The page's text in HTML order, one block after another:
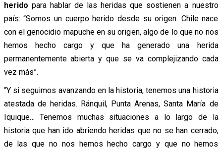
herido para hablar de las heridas que sostienen a nuestro
país: “Somos un cuerpo herido desde su origen. Chile nace
con el genocidio mapuche en su origen, algo de lo que no nos
hemos hecho cargo y que ha generado una herida
permanentemente abierta y que se va complejizando cada
vez más”.
“Y si seguimos avanzando en la historia, tenemos una historia
atestada de heridas. Ránquil, Punta Arenas, Santa María de
Iquique… Tenemos muchas situaciones a lo largo de la
historia que han ido abriendo heridas que no se han cerrado,
de las que no nos hemos hecho cargo y que no hemos